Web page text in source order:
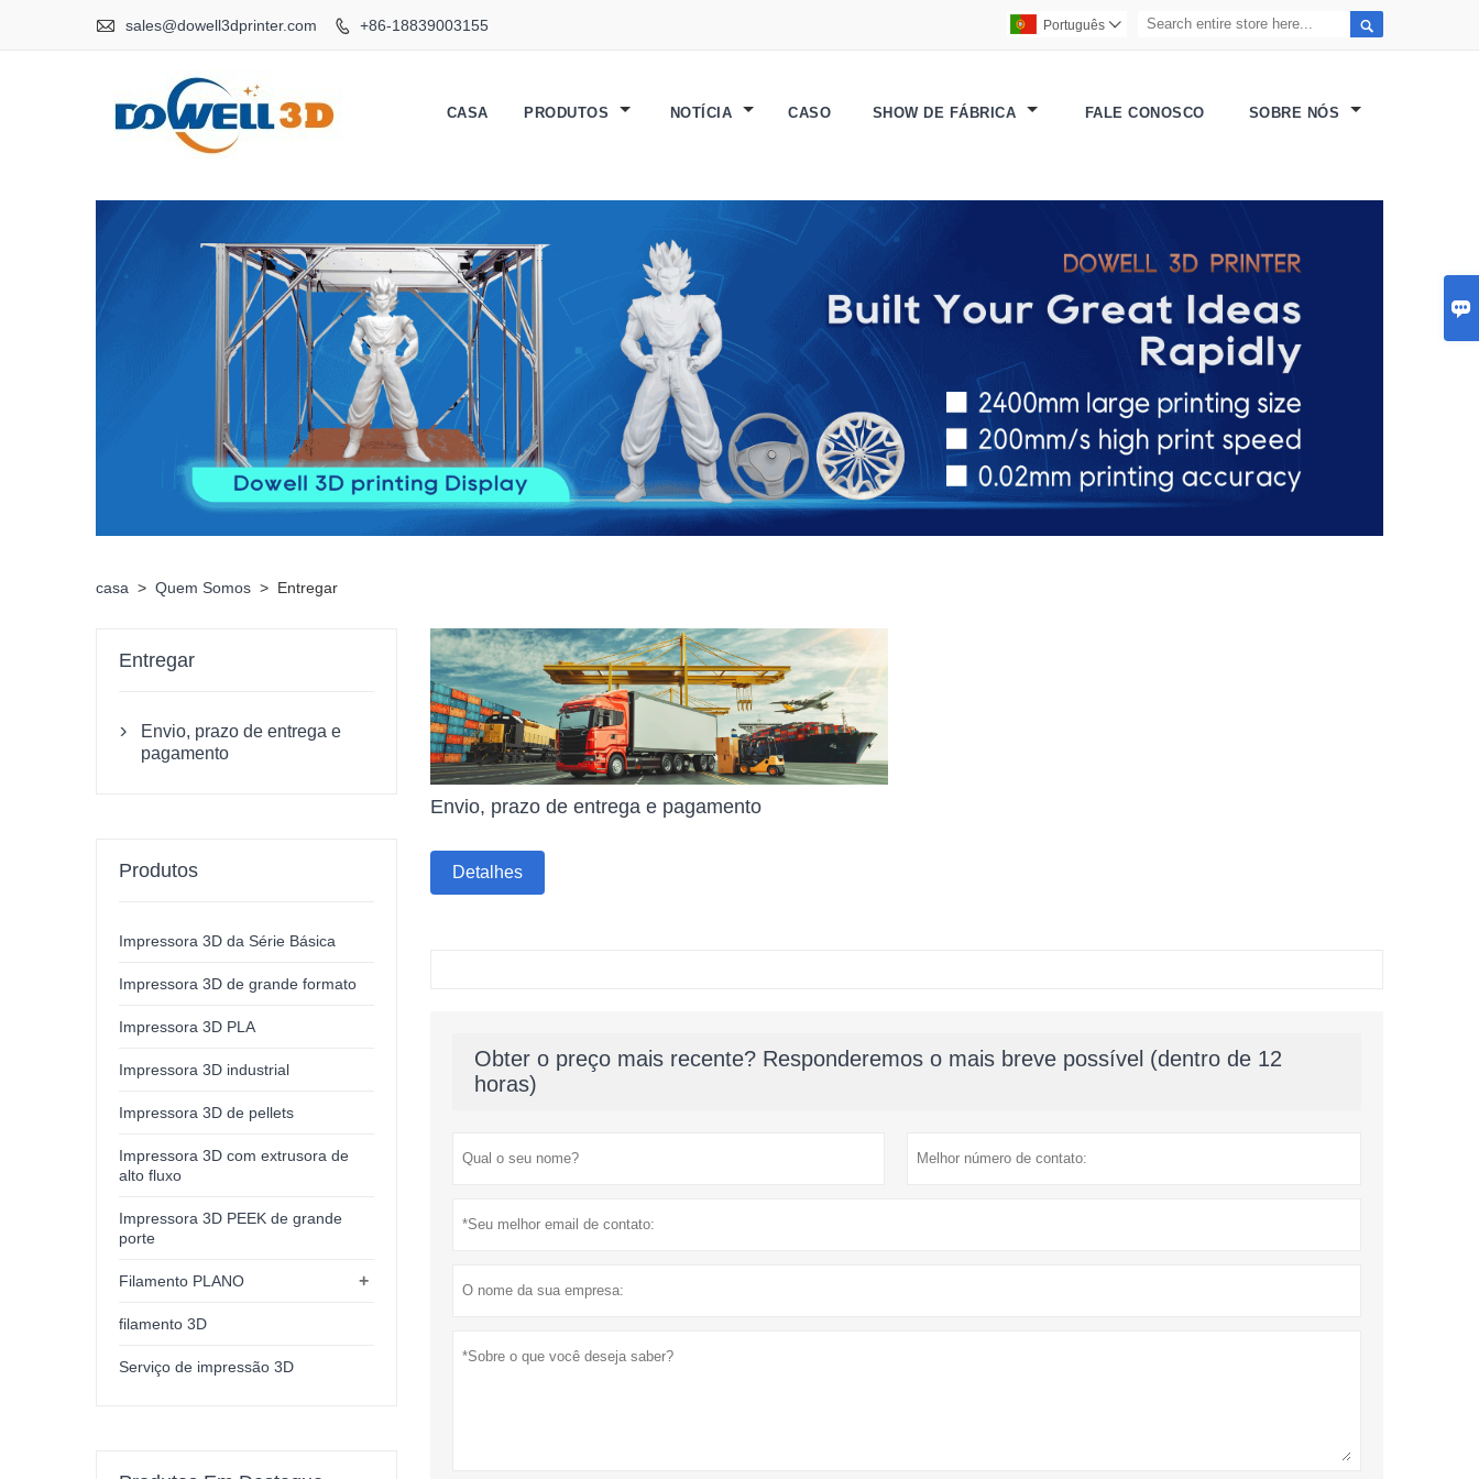

 sales@dowell3dprinter.com  +86-18839003155 
Português 
CASA PRODUTOS NOTÍCIA CASO SHOW DE FÁBRICA FALE CONOSCO SOBRE NÓS
casa > Quem Somos > Entregar
Envio, prazo de entrega e pagamento
Detalhes
Obter o preço mais recente? Responderemos o mais breve possível (dentro de 12
horas)
Entregar

Envio, prazo de entrega e
pagamento
Produtos
Impressora 3D da Série Básica
Impressora 3D de grande formato
Impressora 3D PLA
Impressora 3D industrial
Impressora 3D de pellets
Impressora 3D com extrusora de
alto fluxo
Impressora 3D PEEK de grande
porte
+
Filamento PLANO
filamento 3D
Serviço de impressão 3D